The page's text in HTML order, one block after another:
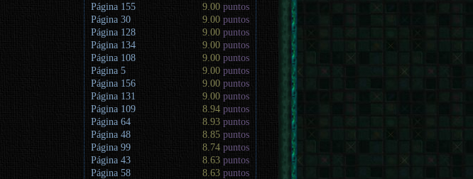
Página 155
9.00 puntos
Página 30
9.00 puntos
Página 128
9.00 puntos
Página 134
9.00 puntos
Página 108
9.00 puntos
Página 5
9.00 puntos
Página 156
9.00 puntos
Página 131
9.00 puntos
Página 109
8.94 puntos
Página 64
8.93 puntos
Página 48
8.85 puntos
Página 99
8.74 puntos
Página 43
8.63 puntos
Página 58
8.63 puntos